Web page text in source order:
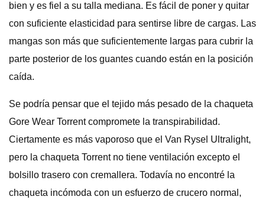
bien y es fiel a su talla mediana. Es fácil de poner y quitar
con suficiente elasticidad para sentirse libre de cargas. Las
mangas son más que suficientemente largas para cubrir la
parte posterior de los guantes cuando están en la posición
caída.
Se podría pensar que el tejido más pesado de la chaqueta
Gore Wear Torrent compromete la transpirabilidad.
Ciertamente es más vaporoso que el Van Rysel Ultralight,
pero la chaqueta Torrent no tiene ventilación excepto el
bolsillo trasero con cremallera. Todavía no encontré la
chaqueta incómoda con un esfuerzo de crucero normal,